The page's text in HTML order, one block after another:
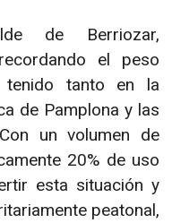
de Berriozar,
el peso
tanto en la
de Pamplona y las
un volumen de
20% de uso
esta situación y
peatonal,